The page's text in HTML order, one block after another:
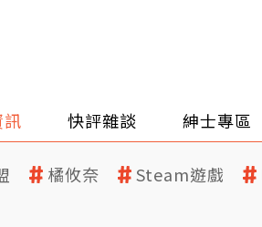
快評雜談 紳士專區
橘攸奈 Steam遊戲